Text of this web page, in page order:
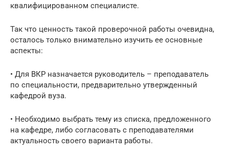
квалифицированном специалисте.
Так что ценность такой проверочной работы очевидна,
осталось только внимательно изучить ее основные
аспекты:
• Для ВКР назначается руководитель – преподаватель
по специальности, предварительно утвержденный
кафедрой вуза.
• Необходимо выбрать тему из списка, предложенного
на кафедре, либо согласовать с преподавателями
актуальность своего варианта работы.